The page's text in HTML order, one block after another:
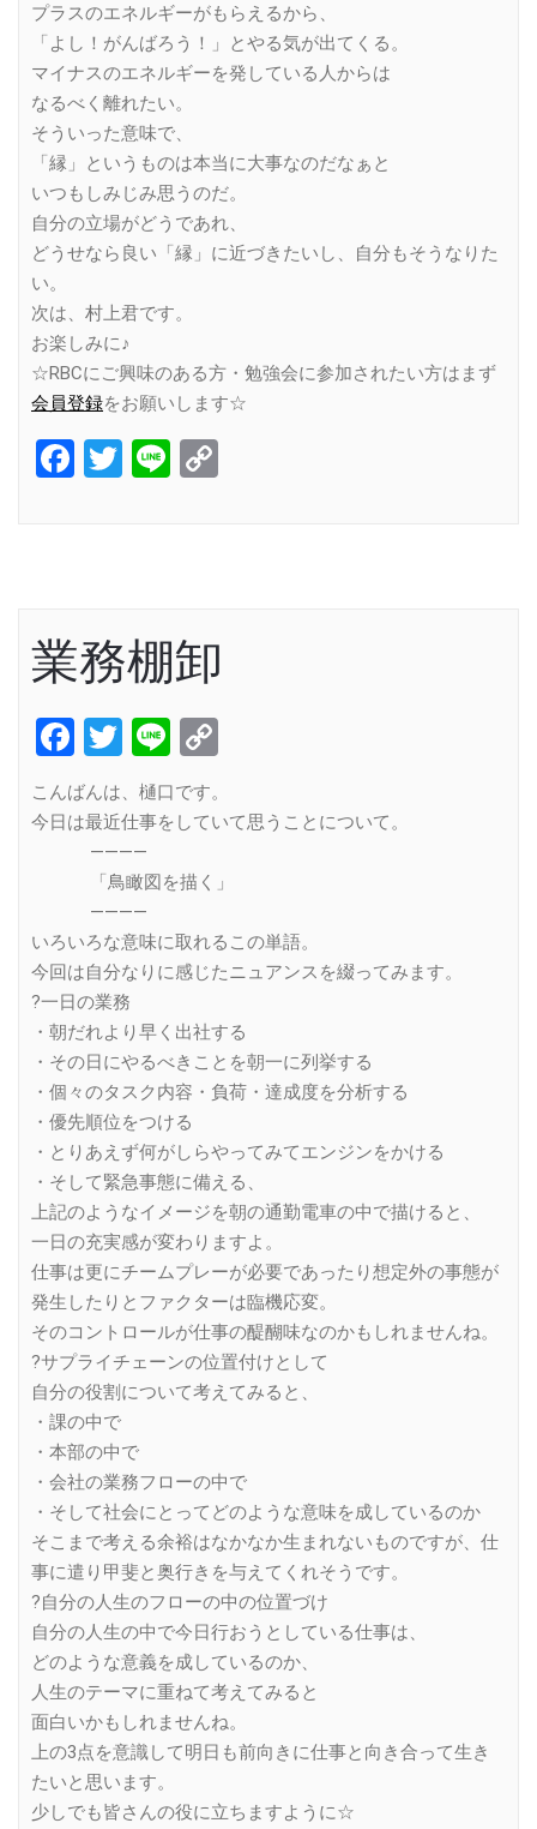
プラスのエネルギーがもらえるから、
「よし！がんばろう！」とやる気が出てくる。
マイナスのエネルギーを発している人からは
なるべく離れたい。
そういった意味で、
「縁」というものは本当に大事なのだなぁと
いつもしみじみ思うのだ。
自分の立場がどうであれ、
どうせなら良い「縁」に近づきたいし、自分もそうなりた
い。
次は、村上君です。
お楽しみに♪
☆RBCにご興味のある方・勉強会に参加されたい方はまず
会員登録をお願いします☆
Facebook
Twitter
Line
業務棚卸
Facebook
Twitter
Line
こんばんは、樋口です。
今日は最近仕事をしていて思うことについて。
————
「鳥瞰図を描く」
————
いろいろな意味に取れるこの単語。
今回は自分なりに感じたニュアンスを綴ってみます。
?一日の業務
・朝だれより早く出社する
・その日にやるべきことを朝一に列挙する
・個々のタスク内容・負荷・達成度を分析する
・優先順位をつける
・とりあえず何がしらやってみてエンジンをかける
・そして緊急事態に備える、
上記のようなイメージを朝の通勤電車の中で描けると、
一日の充実感が変わりますよ。
仕事は更にチームプレーが必要であったり想定外の事態が
発生したりとファクターは臨機応変。
そのコントロールが仕事の醍醐味なのかもしれませんね。
?サプライチェーンの位置付けとして
自分の役割について考えてみると、
・課の中で
・本部の中で
・会社の業務フローの中で
・そして社会にとってどのような意味を成しているのか
そこまで考える余裕はなかなか生まれないものですが、仕
事に遣り甲斐と奥行きを与えてくれそうです。
?自分の人生のフローの中の位置づけ
自分の人生の中で今日行おうとしている仕事は、
どのような意義を成しているのか、
人生のテーマに重ねて考えてみると
面白いかもしれませんね。
上の3点を意識して明日も前向きに仕事と向き合って生き
たいと思います。
少しでも皆さんの役に立ちますように☆